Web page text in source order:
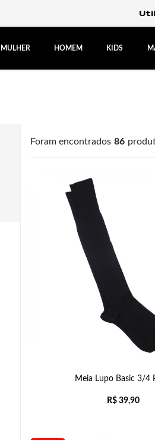
MULHER HOMEM KIDS
Foram encontrados 86
Meia Lupo Basic 3/4
R$ 39,90